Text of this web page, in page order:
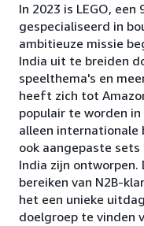
In 2023 is LEGO,
gespecialiseerd in
ambitieuze missie
India uit te breiden
speelthema's en
heeft zich tot
populair te worden
alleen internationale
ook aangepaste
India zijn
bereiken van N2B-
het een unieke
doelgroep te vinden